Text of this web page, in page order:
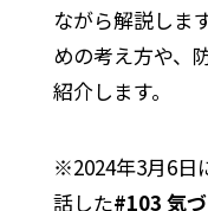
ながら解説しま
めの考え方や、
紹介します。
※2024年3月6日
話した#103 気